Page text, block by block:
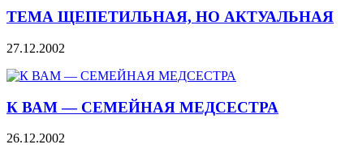
ТЕМА ЩЕПЕТИЛЬНАЯ, НО АКТУАЛЬНАЯ
27.12.2002
К ВАМ — СЕМЕЙНАЯ МЕДСЕСТРА
26.12.2002